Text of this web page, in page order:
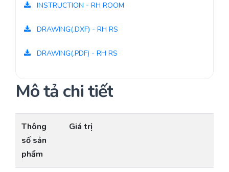
INSTRUCTION - RH ROOM
DRAWING(.DXF) - RH RS
DRAWING(.PDF) - RH RS
Mô tả chi tiết
Thông
số sản
phẩm
Giá trị